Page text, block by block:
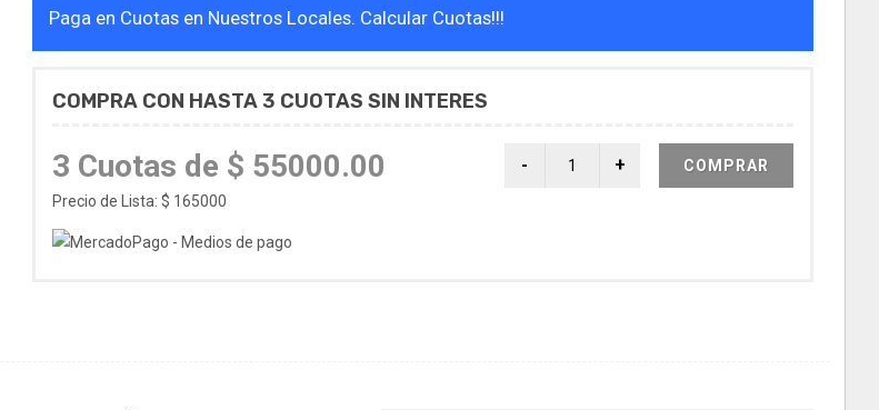
Paga en Cuotas en Nuestros Locales. Calcular Cuotas!!!
COMPRA CON HASTA 3 CUOTAS SIN INTERES
3 Cuotas de $ 55000.00
Precio de Lista: $ 165000
COMPRAR